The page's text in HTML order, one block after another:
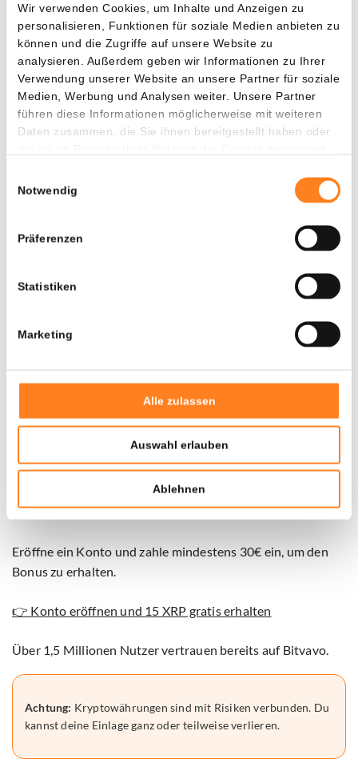
Wir verwenden Cookies, um Inhalte und Anzeigen zu
personalisieren, Funktionen für soziale Medien anbieten zu
können und die Zugriffe auf unsere Website zu
analysieren. Außerdem geben wir Informationen zu Ihrer
Verwendung unserer Website an unsere Partner für soziale
Medien, Werbung und Analysen weiter. Unsere Partner
führen diese Informationen möglicherweise mit weiteren
Daten zusammen, die Sie ihnen bereitgestellt haben oder
Notwendig
Präferenzen
Statistiken
Marketing
Alle zulassen
Auswahl erlauben
Ablehnen
Laut Warsh teilen alle Arbeitsgruppen dasselbe Ziel: eine
Federal Reserve, die klar in ihrer Mission ist, für ihre
Aufgabe geeignet und auf die Zukunft ausgerichtet. In den
kommenden Wochen folgen weitere Informationen zu
diesem Vorhaben.
Für Investoren und auch für den Kryptomarkt sind zwei
Dinge wichtig. Der strenge Ton und die Zinserwartungen
Sicht ist und eine Erhöhung in diesem Jahr sogar möglich
Geldpolitik weniger vorhersehbar, sodass der Markt
reagieren kann.
Schon deine 15 XRP als Willkommensbonus
Bitvavo in Zusammenarbeit mit Newsbit bietet dir aktuell
. Die Aktion ist nur für kurze Zeit
gültig.
Eröffne ein Konto und zahle mindestens 30€ ein, um den
Bonus zu erhalten.
👉 Konto eröffnen und 15 XRP gratis erhalten
Über 1,5 Millionen Nutzer vertrauen bereits auf Bitvavo.
Achtung: Kryptowährungen sind mit Risiken verbunden. Du
kannst deine Einlage ganz oder teilweise verlieren.